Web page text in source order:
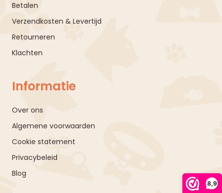
8,9
Betalen
Verzendkosten & Levertijd
Retourneren
Klachten
Informatie
Over ons
Algemene voorwaarden
Cookie statement
Privacybeleid
Blog